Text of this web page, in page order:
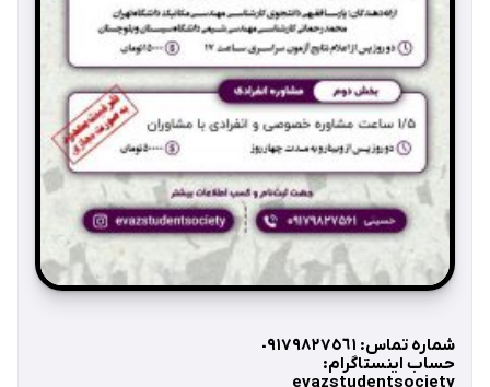
شماره تماس: ٠٩١٧٩٨٢٧٥٦١
حساب اينستاگرام:
evazstudentsociety